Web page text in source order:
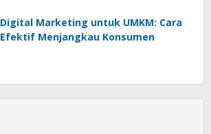
Digital Marketing untuk UMKM: Cara
Efektif Menjangkau Konsumen